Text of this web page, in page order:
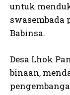
untuk
Babinsa.
Desa Lhok
binaan,